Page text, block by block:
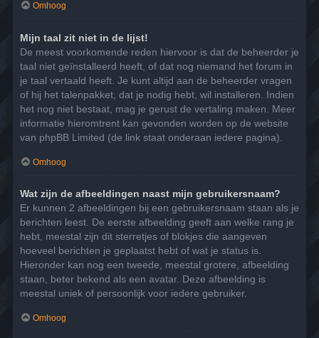
Omhoog
Mijn taal zit niet in de lijst!
De meest voorkomende reden hiervoor is dat de beheerder je
taal niet geïnstalleerd heeft, of dat nog niemand het forum in
je taal vertaald heeft. Je kunt altijd aan de beheerder vragen
of hij het talenpakket, dat je nodig hebt, wil installeren. Indien
het nog niet bestaat, mag je gerust de vertaling maken. Meer
informatie hieromtrent kan gevonden worden op de website
van phpBB Limited (de link staat onderaan iedere pagina).
Omhoog
Wat zijn de afbeeldingen naast mijn gebruikersnaam?
Er kunnen 2 afbeeldingen bij een gebruikersnaam staan als je
berichten leest. De eerste afbeelding geeft aan welke rang je
hebt, meestal zijn dit sterretjes of blokjes die aangeven
hoeveel berichten je geplaatst hebt of wat je status is.
Hieronder kan nog een tweede, meestal grotere, afbeelding
staan, beter bekend als een avatar. Deze afbeelding is
meestal uniek of persoonlijk voor iedere gebruiker.
Omhoog